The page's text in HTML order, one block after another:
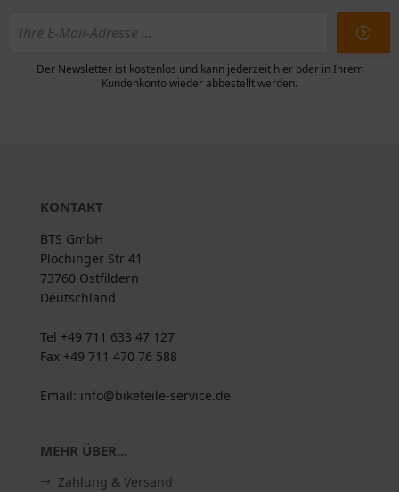
Der Newsletter ist kostenlos und kann jederzeit hier oder in Ihrem
Kundenkonto wieder abbestellt werden.
KONTAKT
BTS GmbH
Plochinger Str 41
73760 Ostfildern
Deutschland
Tel +49 711 633 47 127
Fax +49 711 470 76 588
Email: info@biketeile-service.de
MEHR ÜBER...
Zahlung & Versand